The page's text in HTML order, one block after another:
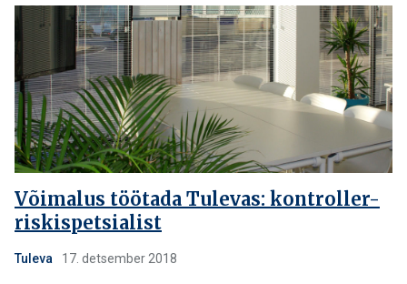
Võimalus töötada Tulevas: kontroller-
riskispetsialist
Tuleva 17. detsember 2018